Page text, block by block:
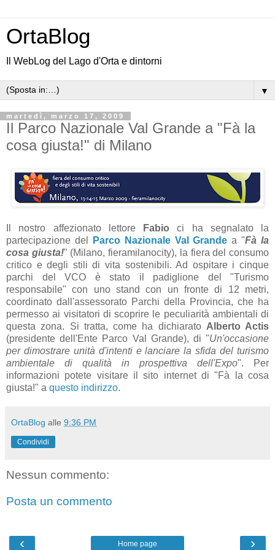
OrtaBlog
Il WebLog del Lago d'Orta e dintorni
▼
martedì, marzo 17, 2009
Il Parco Nazionale Val Grande a "Fà la
cosa giusta!" di Milano
Il nostro affezionato lettore Fabio ci ha segnalato la
partecipazione del
Parco Nazionale Val Grande a "Fà la
cosa giusta!" (Milano, fieramilanocity), la fiera del consumo
critico e degli stili di vita sostenibili. Ad ospitare i cinque
parchi del VCO è stato il padiglione del "Turismo
responsabile" con uno stand con un fronte di 12 metri,
coordinato dall'assessorato Parchi della Provincia, che ha
permesso ai visitatori di scoprire le peculiarità ambientali di
questa zona. Si tratta, come ha dichiarato Alberto Actis
(presidente dell'Ente Parco Val Grande), di "Un'occasione
per dimostrare unità d'intenti e lanciare la sfida del turismo
ambientale di qualità in prospettiva dell'Expo". Per
informazioni potete visitare il sito internet di "Fà la cosa
giusta!" a questo indirizzo.
OrtaBlog alle 9:36 PM
Condividi
Nessun commento:
Posta un commento
‹ ›
Home page